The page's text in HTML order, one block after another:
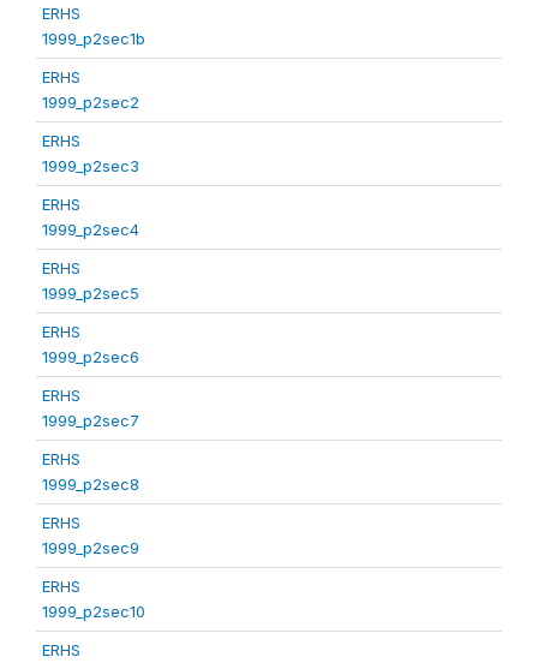
ERHS
1999_p2sec1b
ERHS
1999_p2sec2
ERHS
1999_p2sec3
ERHS
1999_p2sec4
ERHS
1999_p2sec5
ERHS
1999_p2sec6
ERHS
1999_p2sec7
ERHS
1999_p2sec8
ERHS
1999_p2sec9
ERHS
1999_p2sec10
ERHS